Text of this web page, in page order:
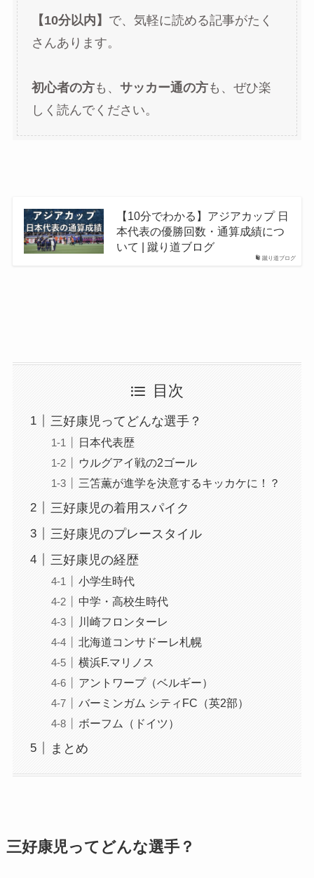
【10分以内】 で、気軽に読める記事がたく
さんあります。
初心者の方も、 サッカー通の方も、ぜひ楽
しく読んでください。
蹴り道ブログ
【10分でわかる】アジアカップ 日
本代表の優勝回数・通算成績につ
いて | 蹴り道ブログ
目次
三好康児ってどんな選手？
日本代表歴
ウルグアイ戦の2ゴール
三笘薫が進学を決意するキッカケに！？
三好康児の着用スパイク
三好康児のプレースタイル
三好康児の経歴
小学生時代
中学・高校生時代
川崎フロンターレ
北海道コンサドーレ札幌
横浜F.マリノス
アントワープ（ベルギー）
バーミンガム シティFC（英2部）
ボーフム（ドイツ）
まとめ
三好康児ってどんな選手？